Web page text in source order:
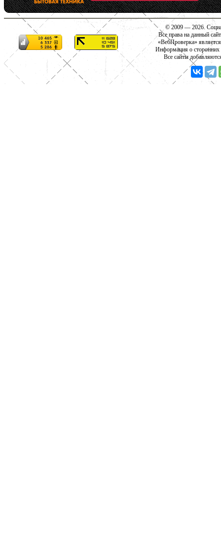
© 2009 — 2026.
Все права на данный
«ВебПроверка»
Информация о сторонних
Все сайты